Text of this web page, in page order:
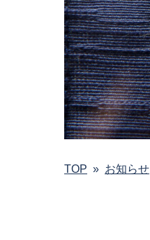
TOP » お知らせ